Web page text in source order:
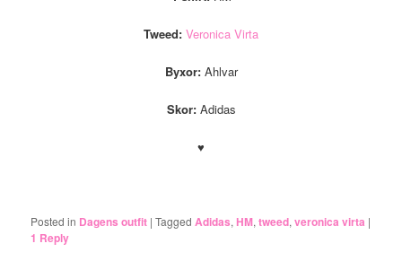
Tweed: Veronica Virta
Byxor:Ahlvar
Skor:Adidas
♥
Posted in Dagens outfit |Tagged Adidas,HM,tweed,veronica virta |
1 Reply